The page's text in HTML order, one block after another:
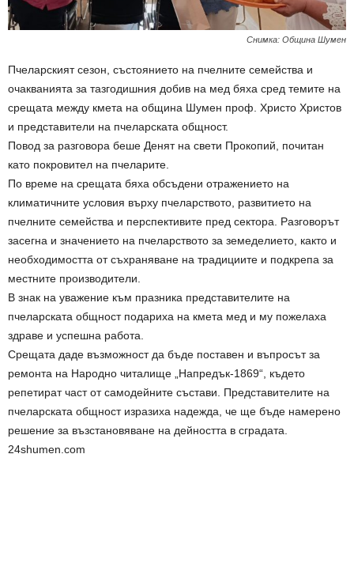
Снимка: Община Шумен
Пчеларският сезон, състоянието на пчелните семейства и
очакванията за тазгодишния добив на мед бяха сред темите на
срещата между кмета на община Шумен проф. Христо Христов
и представители на пчеларската общност.
Повод за разговора беше Денят на свети Прокопий, почитан
като покровител на пчеларите.
По време на срещата бяха обсъдени отражението на
климатичните условия върху пчеларството, развитието на
пчелните семейства и перспективите пред сектора. Разговорът
засегна и значението на пчеларството за земеделието, както и
необходимостта от съхраняване на традициите и подкрепа за
местните производители.
В знак на уважение към празника представителите на
пчеларската общност подариха на кмета мед и му пожелаха
здраве и успешна работа.
Срещата даде възможност да бъде поставен и въпросът за
ремонта на Народно читалище „Напредък-1869“, където
репетират част от самодейните състави. Представителите на
пчеларската общност изразиха надежда, че ще бъде намерено
решение за възстановяване на дейността в сградата.
24shumen.com